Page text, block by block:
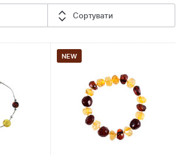
Сортувати
NEW